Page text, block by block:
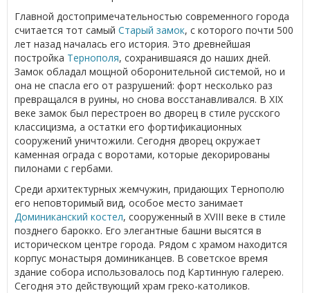
Главной достопримечательностью современного города
считается тот самый Старый замок, с которого почти 500
лет назад началась его история. Это древнейшая
постройка Тернополя, сохранившаяся до наших дней.
Замок обладал мощной оборонительной системой, но и
она не спасла его от разрушений: форт несколько раз
превращался в руины, но снова восстанавливался. В XIX
веке замок был перестроен во дворец в стиле русского
классицизма, а остатки его фортификационных
сооружений уничтожили. Сегодня дворец окружает
каменная ограда с воротами, которые декорированы
пилонами с гербами.
Среди архитектурных жемчужин, придающих Тернополю
его неповторимый вид, особое место занимает
Доминиканский костел, сооруженный в XVIII веке в стиле
позднего барокко. Его элегантные башни высятся в
историческом центре города. Рядом с храмом находится
корпус монастыря доминиканцев. В советское время
здание собора использовалось под Картинную галерею.
Сегодня это действующий храм греко-католиков.